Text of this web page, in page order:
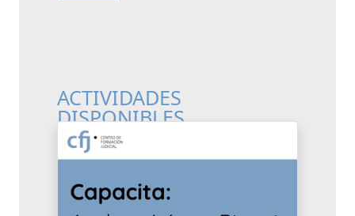
ACTIVIDADES
DISPONIBLES